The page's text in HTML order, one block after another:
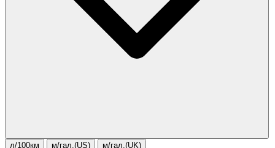
л/100км м/гал.(US) м/гал.(UK)